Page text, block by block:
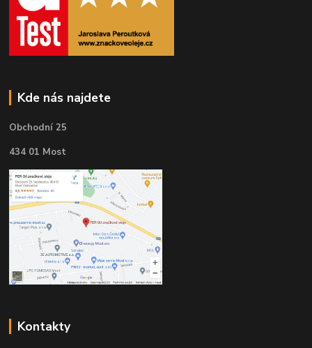
Kde nás najdete
Obchodní 25
434 01 Most
Kontakty